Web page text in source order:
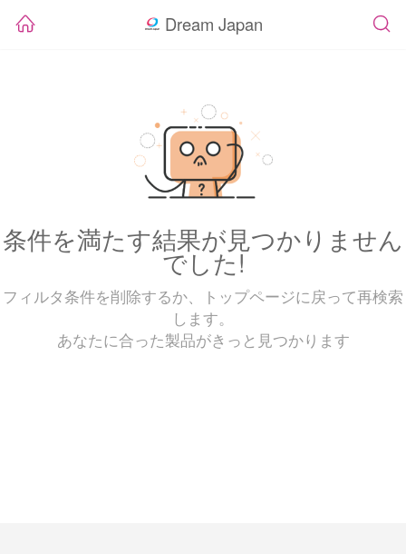
Dream Japan
条件を満たす結果が見つかりません
でした!
フィルタ条件を削除するか、トップページに戻って再検索
します。
あなたに合った製品がきっと見つかります